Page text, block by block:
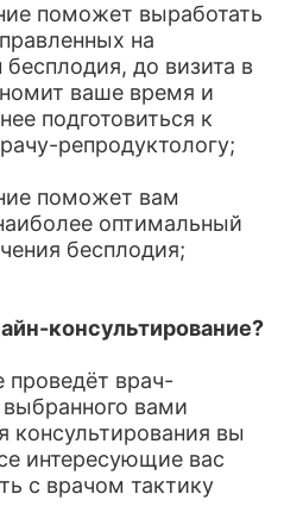
поможет выработать
на
до визита в
ваше время и
подготовиться к
репродуктологу;
поможет вам
оптимальный
бесплодия;
консультирование?
проведёт врач-
вами
консультирования вы
интересующие вас
с врачом тактику